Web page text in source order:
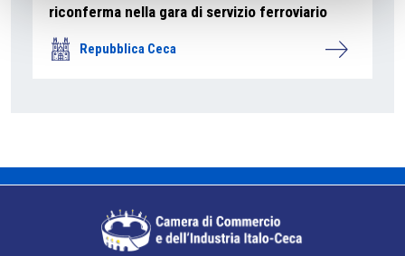
riconferma nella gara di servizio ferroviario
Repubblica Ceca